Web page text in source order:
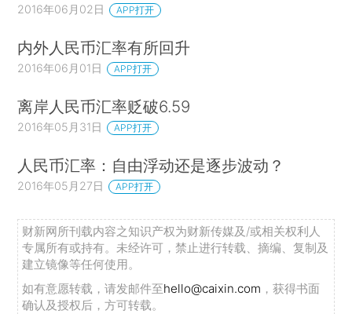
2016年06月02日 APP打开
内外人民币汇率有所回升
2016年06月01日 APP打开
离岸人民币汇率贬破6.59
2016年05月31日 APP打开
人民币汇率：自由浮动还是逐步波动？
2016年05月27日 APP打开
财新网所刊载内容之知识产权为财新传媒及/或相关权利人
专属所有或持有。未经许可，禁止进行转载、摘编、复制及
建立镜像等任何使用。
如有意愿转载，请发邮件至hello@caixin.com ，获得书面
确认及授权后，方可转载。